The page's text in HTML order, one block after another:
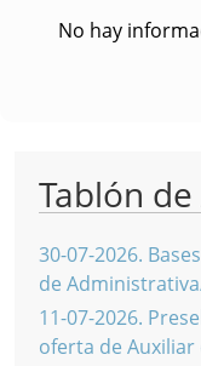
No hay
Tablón
30-07-2026.
de
11-07-2026.
oferta de Auxiliar